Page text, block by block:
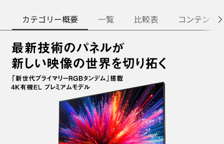
カテゴリー概要 一覧 比較表 コンテンツ